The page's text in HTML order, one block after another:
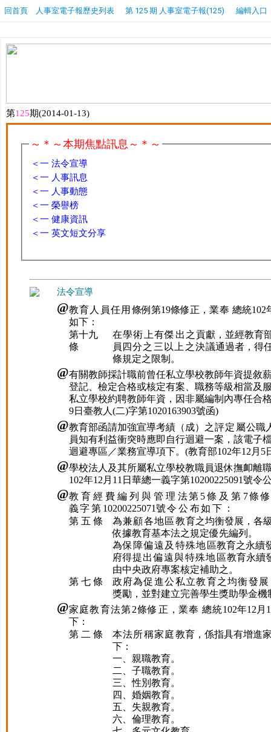
回首頁 人事室電子報歷史列表 第 125 期 人事室電子報(125) 編輯入口